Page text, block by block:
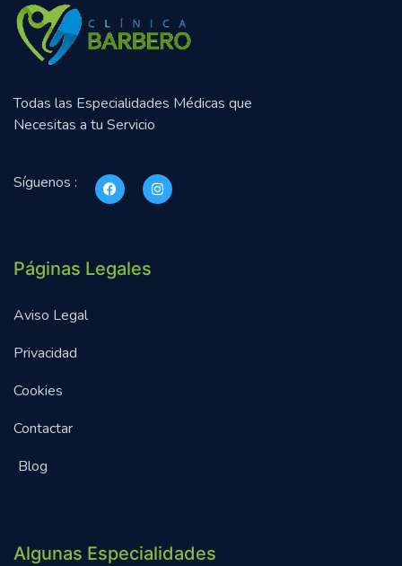
Todas las Especialidades Médicas que
Necesitas a tu Servicio
Síguenos :
Páginas Legales
Aviso Legal
Privacidad
Cookies
Contactar
Blog
Algunas Especialidades